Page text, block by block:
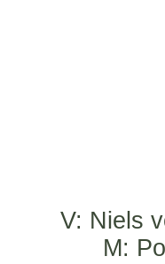
V: Niels
M: